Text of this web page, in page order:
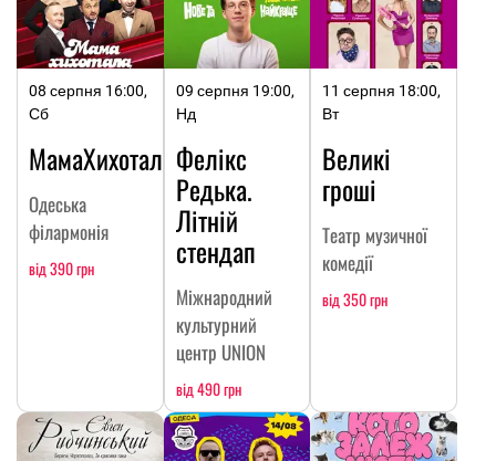
08 серпня 16:00,
Сб
МамаХихотала
Одеська
філармонія
від 390 грн
09 серпня 19:00,
Нд
Фелікс
Редька.
Літній
стендап
Міжнародний
культурний
центр UNION
від 490 грн
11 серпня 18:00,
Вт
Великі
гроші
Театр музичної
комедії
від 350 грн